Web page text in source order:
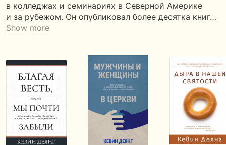
в колледжах и семинариях в Северной Америке
и за рубежом. Он опубликовал более десятка книг…
Show more